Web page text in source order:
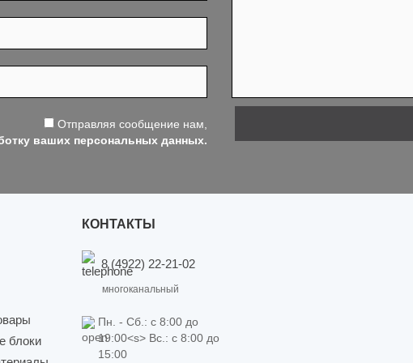
Отправляя сообщение нам,
ваших персональных данных.
блоки
КОНТАКТЫ
8 (4922) 22-21-02
многоканальный
Пн. - Сб.: c 8:00 до
19:00<s> Вс.: c 8:00 до
15:00